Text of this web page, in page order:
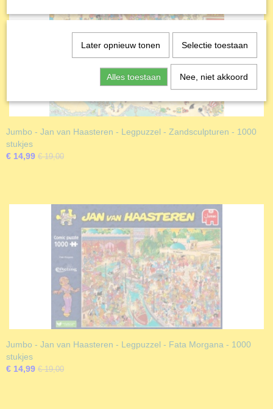
Jumbo - Jan van Haasteren - Legpuzzel - Zandsculpturen - 1000
stukjes
€ 14,99 € 19,00
Jumbo - Jan van Haasteren - Legpuzzel - Fata Morgana - 1000
stukjes
€ 14,99 € 19,00
Later opnieuw tonen Selectie toestaan
Alles toestaan Nee, niet akkoord